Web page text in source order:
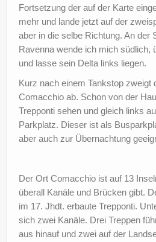
Fortsetzung der auf der Karte
mehr und lande jetzt auf der
aber in die selbe Richtung. An der
Ravenna wende ich mich südlich,
und lasse sein Delta links liegen.
Kurz nach einem Tankstop zweigt
Comacchio ab. Schon von der
Trepponti sehen und gleich links
Parkplatz. Dieser ist als
aber auch zur Übernachtung
Der Ort Comacchio ist auf 13
überall Kanäle und Brücken gibt.
im 17. Jhdt. erbaute Trepponti.
sich zwei Kanäle. Drei Treppen
aus hinauf und zwei auf der